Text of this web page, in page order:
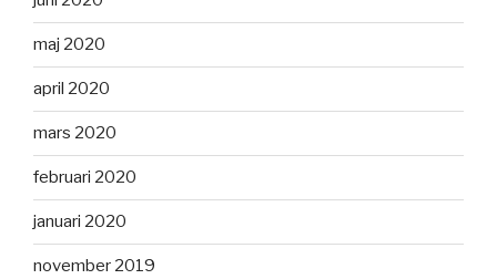
maj 2020
april 2020
mars 2020
februari 2020
januari 2020
november 2019